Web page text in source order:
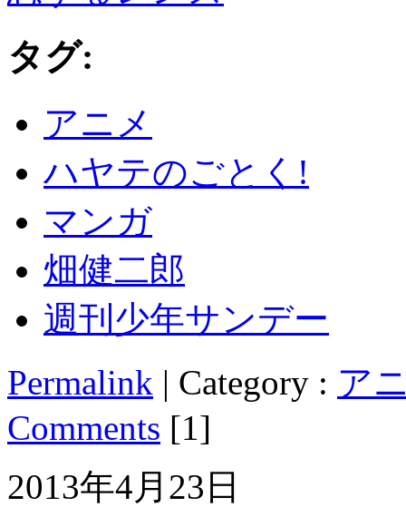
タグ:
アニメ
ハヤテのごとく!
マンガ
畑健二郎
週刊少年サンデー
Permalink | Category : ア
Comments [1]
2013年4月23日